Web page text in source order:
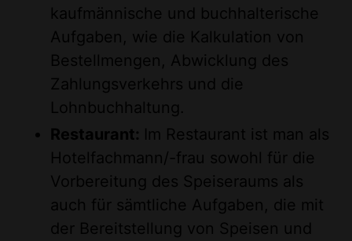
kaufmännische und buchhalterische
Aufgaben, wie die Kalkulation von
Bestellmengen, Abwicklung des
Zahlungsverkehrs und die
Lohnbuchhaltung.
Restaurant: Im Restaurant ist man als
Hotelfachmann/-frau sowohl für die
Vorbereitung des Speiseraums als
auch für sämtliche Aufgaben, die mit
der Bereitstellung von Speisen und